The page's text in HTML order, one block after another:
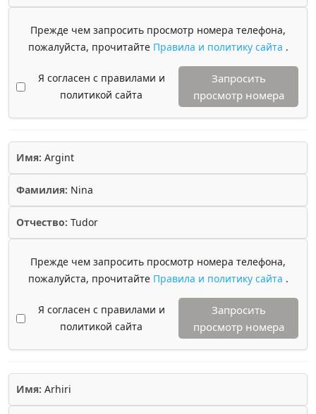
Прежде чем запросить просмотр номера телефона,
пожалуйста, прочитайте Правила и политику сайта .
Я согласен с правилами и
политикой сайта
Запросить
просмотр номера
Имя: Argint
Фамилия: Nina
Отчество: Tudor
Прежде чем запросить просмотр номера телефона,
пожалуйста, прочитайте Правила и политику сайта .
Я согласен с правилами и
политикой сайта
Запросить
просмотр номера
Имя: Arhiri